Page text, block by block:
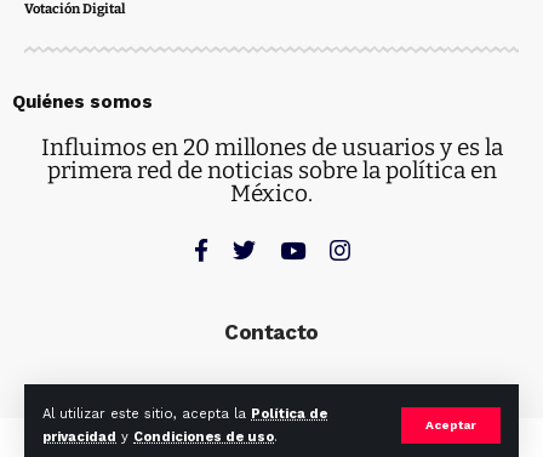
Al utilizar este sitio, acepta la Política de
privacidad y Condiciones de uso.
Aceptar
Votación Digital
Quiénes somos
Influimos en 20 millones de usuarios y es la
primera red de noticias sobre la política en
México.
Contacto
© Ruta Electoral. Todos los derechos reservados.